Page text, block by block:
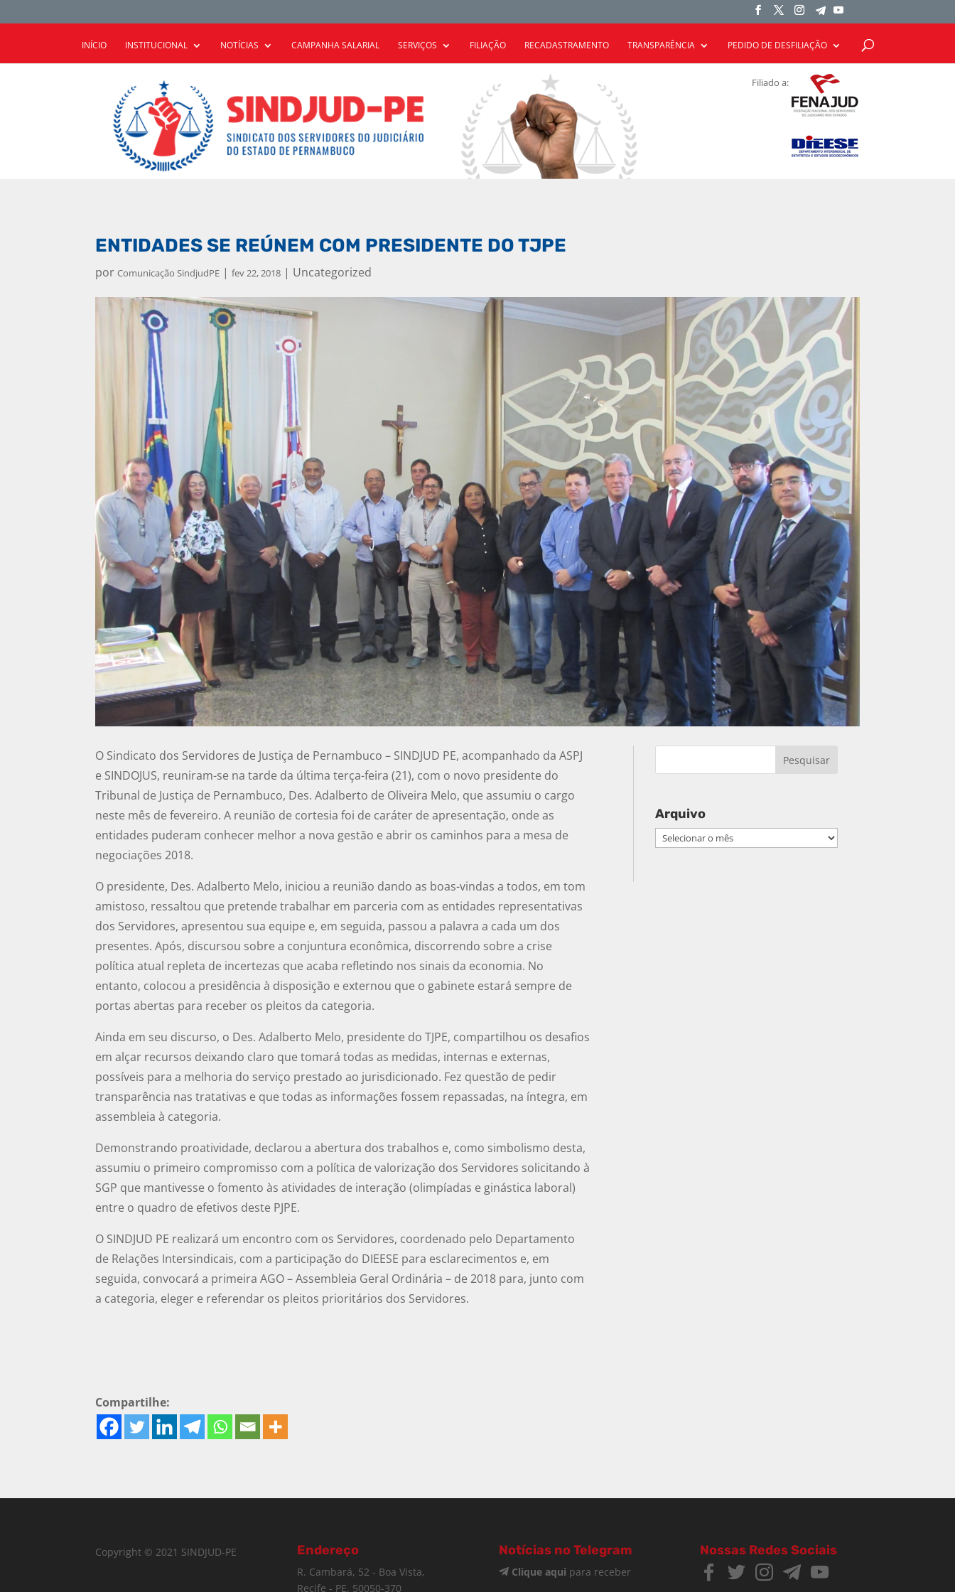
INÍCIO INSTITUCIONAL NOTÍCIAS CAMPANHA SALARIAL SERVIÇOS FILIAÇÃO RECADASTRAMENTO TRANSPARÊNCIA PEDIDO DE DESFILIAÇÃO
Filiado a:
ENTIDADES SE REÚNEM COM PRESIDENTE DO TJPE
porComunicação SindjudPE |fev 22, 2018 | Uncategorized
O Sindicato dos Servidores de Justiça de Pernambuco – SINDJUD PE, acompanhado da ASPJ
e SINDOJUS, reuniram-se na tarde da última terça-feira (21), com o novo presidente do
Tribunal de Justiça de Pernambuco, Des. Adalberto de Oliveira Melo, que assumiu o cargo
neste mês de fevereiro. A reunião de cortesia foi de caráter de apresentação, onde as
entidades puderam conhecer melhor a nova gestão e abrir os caminhos para a mesa de
negociações 2018.
O presidente, Des. Adalberto Melo, iniciou a reunião dando as boas-vindas a todos, em tom
amistoso, ressaltou que pretende trabalhar em parceria com as entidades representativas
dos Servidores, apresentou sua equipe e, em seguida, passou a palavra a cada um dos
presentes. Após, discursou sobre a conjuntura econômica, discorrendo sobre a crise
política atual repleta de incertezas que acaba refletindo nos sinais da economia. No
entanto, colocou a presidência à disposição e externou que o gabinete estará sempre de
portas abertas para receber os pleitos da categoria.
Ainda em seu discurso, o Des. Adalberto Melo, presidente do TJPE, compartilhou os desafios
em alçar recursos deixando claro que tomará todas as medidas, internas e externas,
possíveis para a melhoria do serviço prestado ao jurisdicionado. Fez questão de pedir
transparência nas tratativas e que todas as informações fossem repassadas, na íntegra, em
assembleia à categoria.
Demonstrando proatividade, declarou a abertura dos trabalhos e, como simbolismo desta,
assumiu o primeiro compromisso com a política de valorização dos Servidores solicitando à
SGP que mantivesse o fomento às atividades de interação (olimpíadas e ginástica laboral)
entre o quadro de efetivos deste PJPE.
O SINDJUD PE realizará um encontro com os Servidores, coordenado pelo Departamento
de Relações Intersindicais, com a participação do DIEESE para esclarecimentos e, em
seguida, convocará a primeira AGO – Assembleia Geral Ordinária – de 2018 para, junto com
a categoria, eleger e referendar os pleitos prioritários dos Servidores.
Compartilhe:
Arquivo
Arquivo
Copyright © 2021 SINDJUD-PE Endereço
R. Cambará, 52 - Boa Vista,
Recife - PE, 50050-370
Notícias no Telegram
Clique aqui para receber
Nossas Redes Sociais